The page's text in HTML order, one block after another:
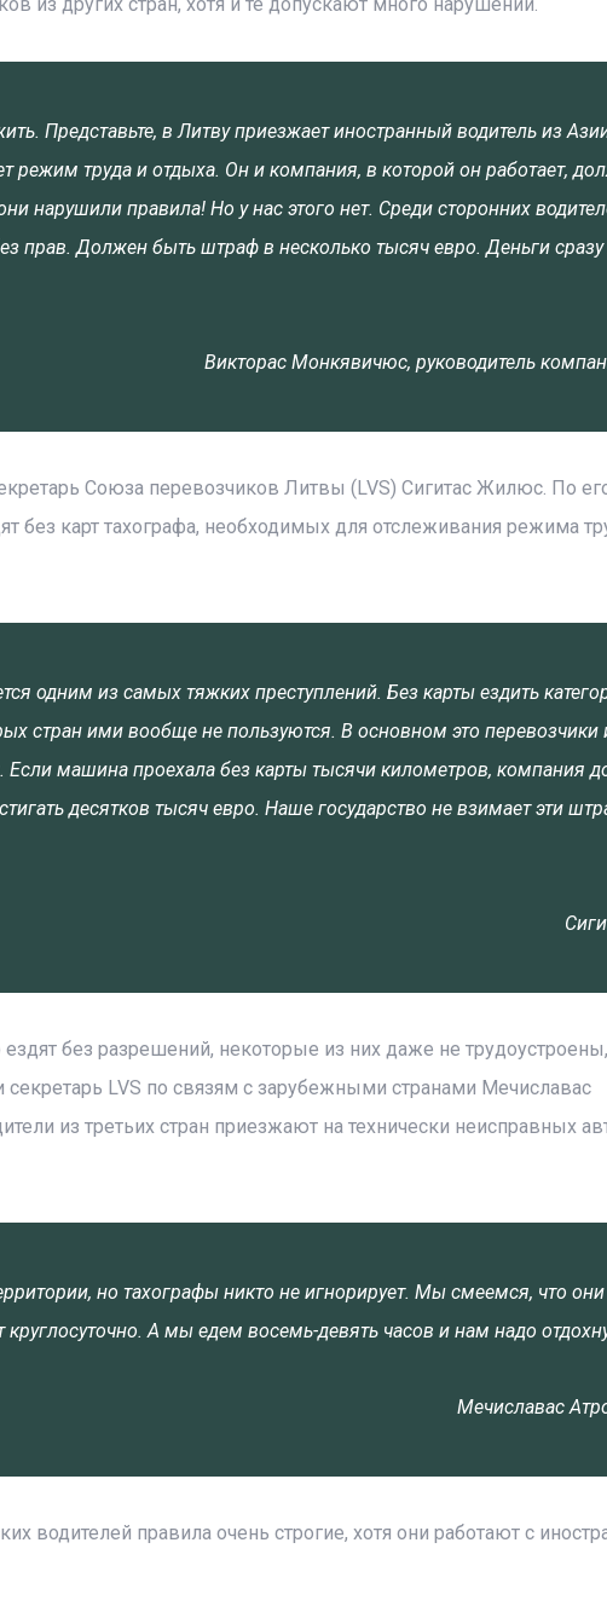
Представьте, в Литву приезжает иностранный водитель из
режим труда и отдыха. Он и компания, в которой он работает,
нарушили правила! Но у нас этого нет. Среди сторонних
прав. Должен быть штраф в несколько тысяч евро. Деньги
Викторас Монкявичюс, руководитель
Союза перевозчиков Литвы (LVS) Сигитас Жилюс. По
без карт тахографа, необходимых для отслеживания режима
одним из самых тяжких преступлений. Без карты ездить
стран ими вообще не пользуются. В основном это перевозчики
Если машина проехала без карты тысячи километров, компания
десятков тысяч евро. Наше государство не взимает эти
без разрешений, некоторые из них даже не
секретарь LVS по связям с зарубежными странами Мечиславас
из третьих стран приезжают на технически неисправных
но тахографы никто не игнорирует. Мы смеемся, что они
А мы едем восемь-девять часов и нам надо
Мечиславас
водителей правила очень строгие, хотя они работают с